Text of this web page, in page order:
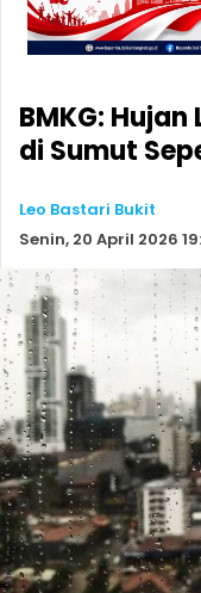
BMKG:
di Sumut
Leo Bastari Bukit
Senin, 20 April 2026